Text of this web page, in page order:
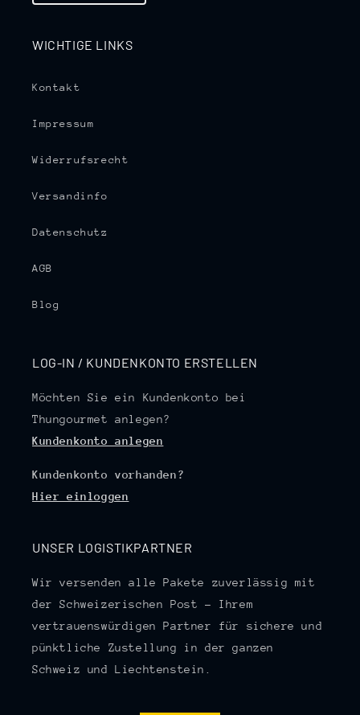
WICHTIGE LINKS
Kontakt
Impressum
Widerrufsrecht
Versandinfo
Datenschutz
AGB
Blog
LOG-IN / KUNDENKONTO ERSTELLEN
Möchten Sie ein Kundenkonto bei
Thungourmet anlegen?
Kundenkonto anlegen
Kundenkonto vorhanden?
Hier einloggen
UNSER LOGISTIKPARTNER
Wir versenden alle Pakete zuverlässig mit
der Schweizerischen Post – Ihrem
vertrauenswürdigen Partner für sichere und
pünktliche Zustellung in der ganzen
Schweiz und Liechtenstein.